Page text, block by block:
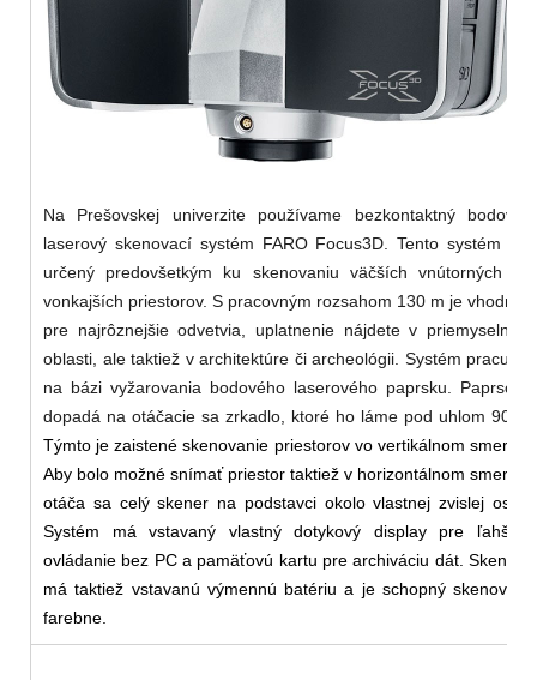
Na Prešovskej univerzite používame bezkontaktný bodový
laserový skenovací systém FARO Focus3D. Tento systém je
určený predovšetkým ku skenovaniu väčších vnútorných a
vonkajších priestorov. S pracovným rozsahom 130 m je vhodný
pre najrôznejšie odvetvia, uplatnenie nájdete v priemyselnej
oblasti, ale taktiež v architektúre či archeológii. Systém pracuje
na bázi vyžarovania bodového laserového paprsku. Paprsok
dopadá na otáčacie sa zrkadlo, ktoré ho láme pod uhlom 90
Týmto je zaistené skenovanie priestorov vo vertikálnom smere.
Aby bolo možné snímať priestor taktiež v horizontálnom smere,
otáča sa celý skener na podstavci okolo vlastnej zvislej osy.
Systém má vstavaný vlastný dotykový display pre ľahšie
ovládanie bez PC a pamäťovú kartu pre archiváciu dát. Skener
má taktiež vstavanú výmennú batériu a je schopný skenovať
farebne.